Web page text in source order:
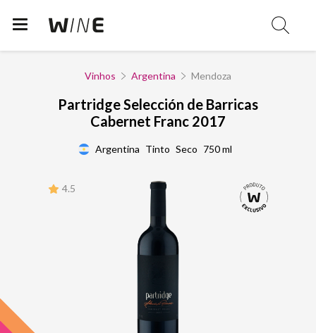
Vinhos Argentina Mendoza
Partridge Selección de Barricas
Cabernet Franc 2017
Argentina Tinto Seco 750 ml
4.5